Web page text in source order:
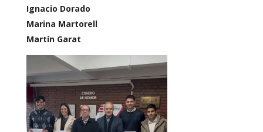
Ignacio Dorado
Marina Martorell
Martín Garat